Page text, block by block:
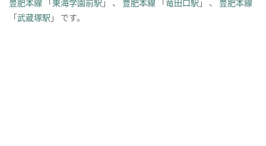
豊肥本線 「東海学園前駅 」 、 豊肥本線 「竜田口駅 」 、 豊肥本線
「武蔵塚駅 」 です。